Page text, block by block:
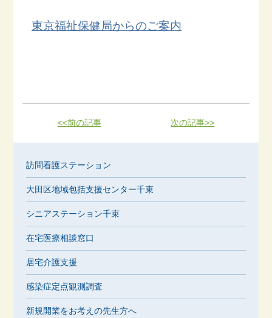
東京福祉保健局からのご案内
<<前の記事 次の記事>>
訪問看護ステーション
大田区地域包括支援センター千束
シニアステーション千束
在宅医療相談窓口
居宅介護支援
感染症定点観測調査
新規開業をお考えの先生方へ